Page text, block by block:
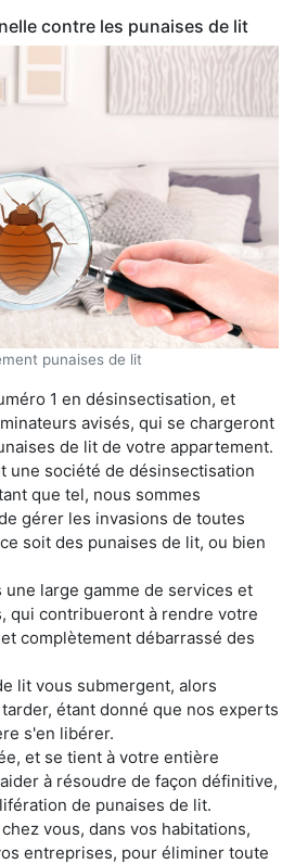
contre les punaises de lit
punaises de lit
1 en désinsectisation, et
avisés, qui se chargeront
de lit de votre appartement.
une société de désinsectisation
que tel, nous sommes
gérer les invasions de toutes
soit des punaises de lit, ou bien
large gamme de services et
qui contribueront à rendre votre
complètement débarrassé des
lit vous submergent, alors
étant donné que nos experts
s'en libérer.
et se tient à votre entière
à résoudre de façon définitive,
de punaises de lit.
vous, dans vos habitations,
entreprises, pour éliminer toute